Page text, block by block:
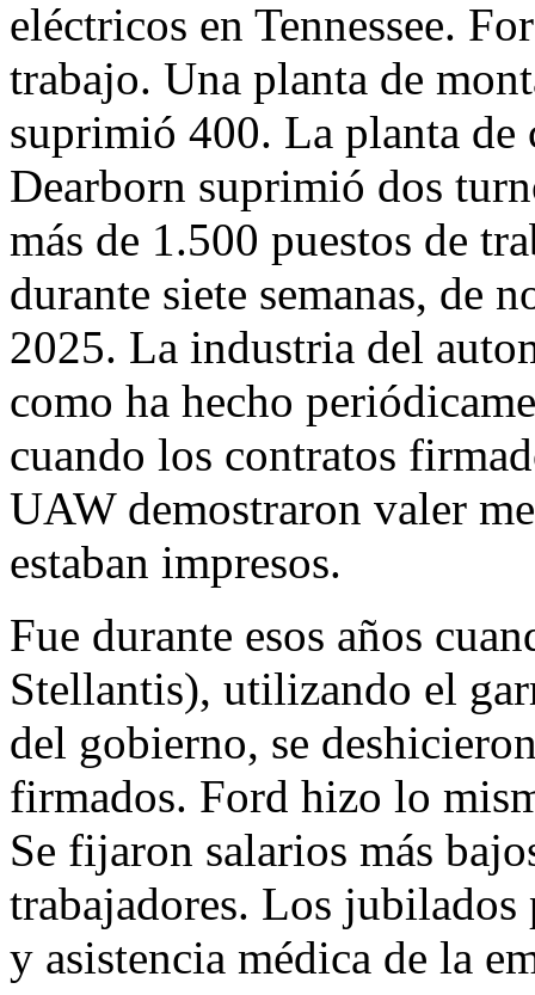
eléctricos en Tennessee.
trabajo. Una planta de
suprimió 400. La planta de
Dearborn suprimió dos
más de 1.500 puestos de
durante siete semanas, de
2025. La industria del
como ha hecho
cuando los contratos
UAW demostraron valer
estaban impresos.
Fue durante esos años
Stellantis), utilizando el
del gobierno, se
firmados. Ford hizo lo
Se fijaron salarios más
trabajadores. Los
y asistencia médica de la